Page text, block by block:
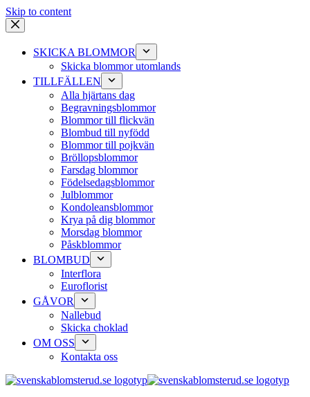
Skip to content
SKICKA BLOMMOR
Skicka blommor utomlands
TILLFÄLLEN
Alla hjärtans dag
Begravningsblommor
Blommor till flickvän
Blombud till nyfödd
Blommor till pojkvän
Bröllopsblommor
Farsdag blommor
Födelsedagsblommor
Julblommor
Kondoleansblommor
Krya på dig blommor
Morsdag blommor
Påskblommor
BLOMBUD
Interflora
Euroflorist
GÅVOR
Nallebud
Skicka choklad
OM OSS
Kontakta oss